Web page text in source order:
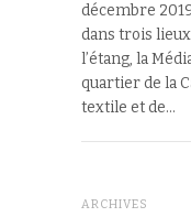
décembre
dans trois lieux
l’étang, la
quartier de la
textile et de…
ARCHIVES